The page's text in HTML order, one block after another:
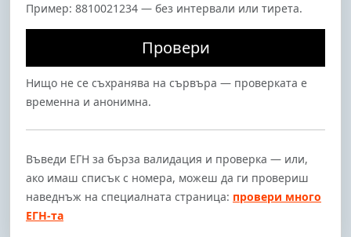
Пример: 8810021234 — без интервали или тирета.
Провери
Нищо не се съхранява на сървъра — проверката е
временна и анонимна.
Въведи ЕГН за бърза валидация и проверка — или,
ако имаш списък с номера, можеш да ги провериш
наведнъж на специалната страница: провери много
ЕГН-та